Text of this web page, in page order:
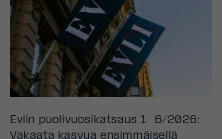
Evlin puolivuosikatsaus 1–6/2026:
Vakaata kasvua ensimmäisellä